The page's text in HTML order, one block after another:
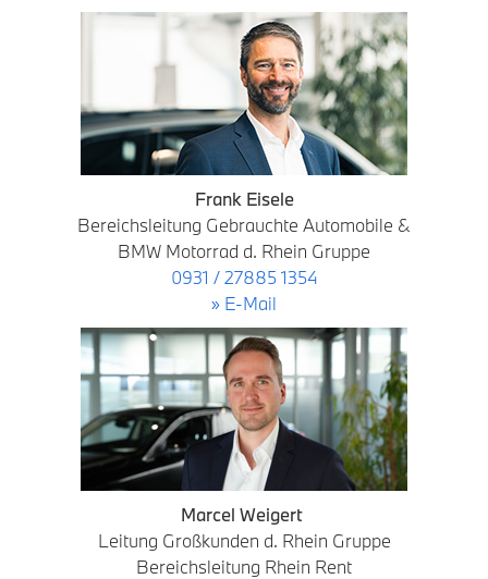
Frank Eisele
Bereichsleitung Gebrauchte Automobile &
BMW Motorrad d. Rhein Gruppe
0931 / 27885 1354
» E-Mail
Marcel Weigert
Leitung Großkunden d. Rhein Gruppe
Bereichsleitung Rhein Rent